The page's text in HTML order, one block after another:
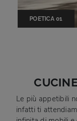
POETICA 01
Le più appetibili
infatti ti